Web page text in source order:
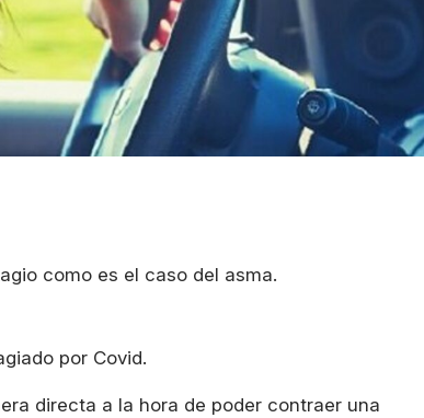
como es el caso del asma.
por Covid.
directa a la hora de poder contraer una